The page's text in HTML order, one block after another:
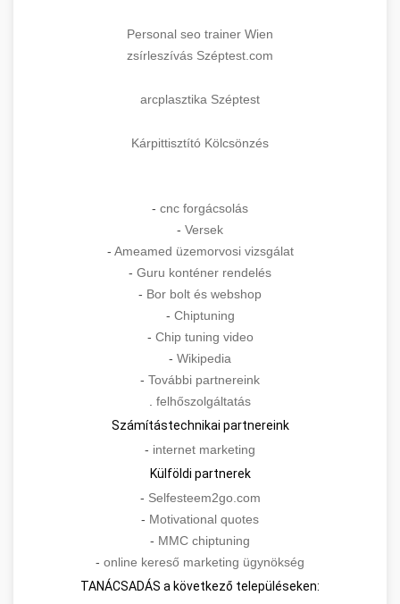
Personal seo trainer Wien
zsírleszívás Széptest.com
arcplasztika Széptest
Kárpittisztító Kölcsönzés
- cnc forgácsolás
- Versek
- Ameamed üzemorvosi vizsgálat
- Guru konténer rendelés
- Bor bolt és webshop
- Chiptuning
- Chip tuning video
- Wikipedia
- További partnereink
. felhőszolgáltatás
Számítástechnikai partnereink
- internet marketing
Külföldi partnerek
- Selfesteem2go.com
- Motivational quotes
- MMC chiptuning
- online kereső marketing ügynökség
TANÁCSADÁS a következő településeken: